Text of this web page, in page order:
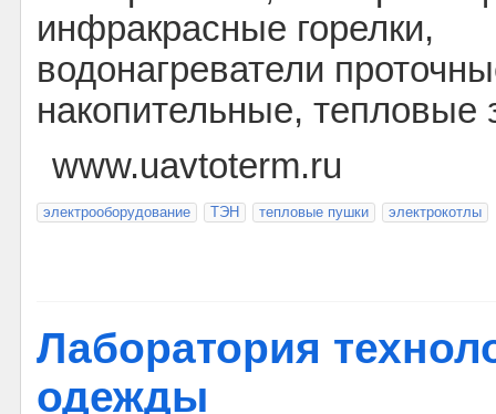
инфракрасные горелки,
водонагреватели
накопительные, тепловые
www.uavtoterm.ru
электрооборудование ТЭН тепловые пушки электрокотлы
Лаборатория
одежды